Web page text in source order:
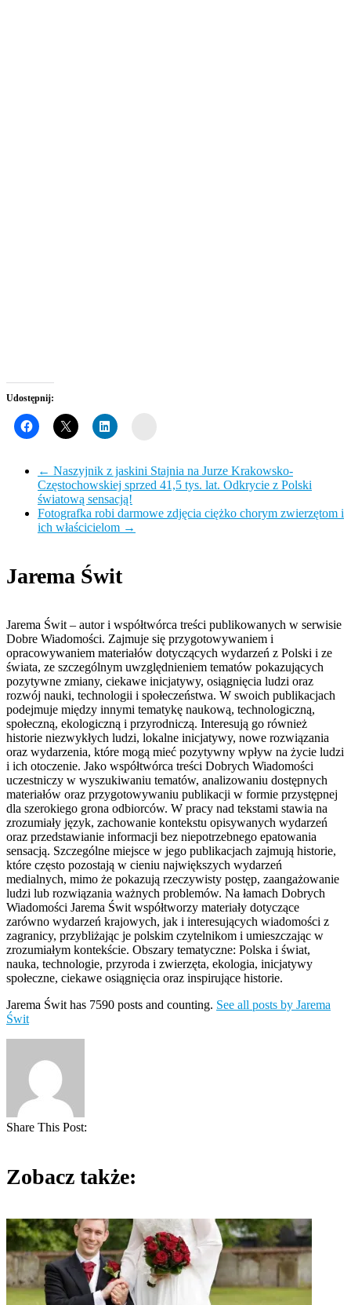
Udostępnij:
← Naszyjnik z jaskini Stajnia na Jurze Krakowsko-
Częstochowskiej sprzed 41,5 tys. lat. Odkrycie z Polski
światową sensacją!
Fotografka robi darmowe zdjęcia ciężko chorym zwierzętom i
ich właścicielom →
Jarema Świt
Jarema Świt – autor i współtwórca treści publikowanych w serwisie
Dobre Wiadomości. Zajmuje się przygotowywaniem i
opracowywaniem materiałów dotyczących wydarzeń z Polski i ze
świata, ze szczególnym uwzględnieniem tematów pokazujących
pozytywne zmiany, ciekawe inicjatywy, osiągnięcia ludzi oraz
rozwój nauki, technologii i społeczeństwa. W swoich publikacjach
podejmuje między innymi tematykę naukową, technologiczną,
społeczną, ekologiczną i przyrodniczą. Interesują go również
historie niezwykłych ludzi, lokalne inicjatywy, nowe rozwiązania
oraz wydarzenia, które mogą mieć pozytywny wpływ na życie ludzi
i ich otoczenie. Jako współtwórca treści Dobrych Wiadomości
uczestniczy w wyszukiwaniu tematów, analizowaniu dostępnych
materiałów oraz przygotowywaniu publikacji w formie przystępnej
dla szerokiego grona odbiorców. W pracy nad tekstami stawia na
zrozumiały język, zachowanie kontekstu opisywanych wydarzeń
oraz przedstawianie informacji bez niepotrzebnego epatowania
sensacją. Szczególne miejsce w jego publikacjach zajmują historie,
które często pozostają w cieniu największych wydarzeń
medialnych, mimo że pokazują rzeczywisty postęp, zaangażowanie
ludzi lub rozwiązania ważnych problemów. Na łamach Dobrych
Wiadomości Jarema Świt współtworzy materiały dotyczące
zarówno wydarzeń krajowych, jak i interesujących wiadomości z
zagranicy, przybliżając je polskim czytelnikom i umieszczając w
zrozumiałym kontekście. Obszary tematyczne: Polska i świat,
nauka, technologie, przyroda i zwierzęta, ekologia, inicjatywy
społeczne, ciekawe osiągnięcia oraz inspirujące historie.
Jarema Świt has 7590 posts and counting. See all posts by Jarema
Świt
Share This Post:
Zobacz także: